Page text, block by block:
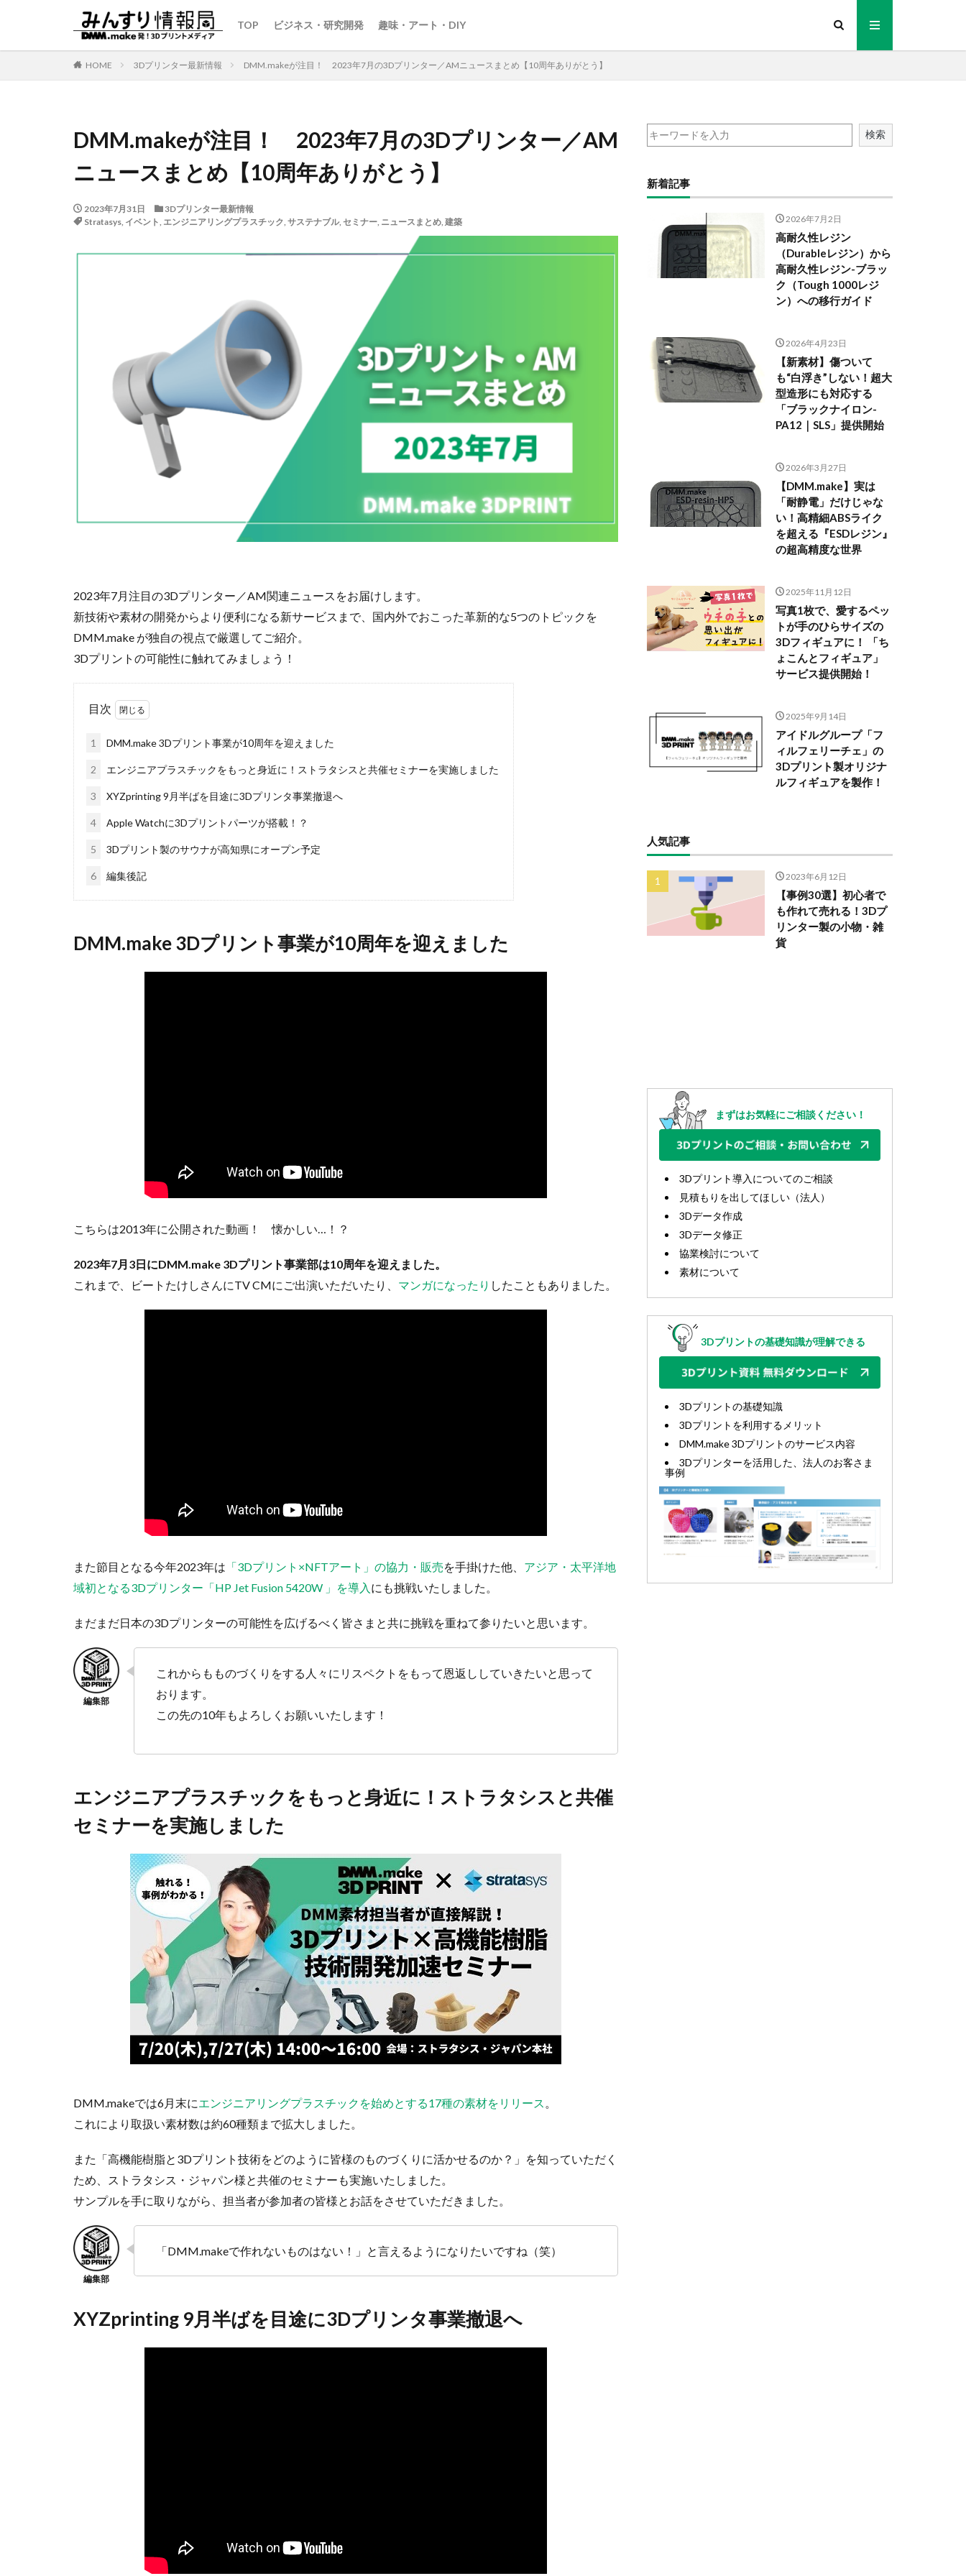
TOP ビジネス・研究開発 趣味・アート・DIY
HOME 3Dプリンター最新情報 DMM.makeが注目！ 2023年7月の3Dプリンター／AMニュースまとめ【10周年ありがとう】
DMM.makeが注目！ 2023年7月の3Dプリンター／AM
ニュースまとめ【10周年ありがとう】
2023年7月31日
3Dプリンター最新情報
Stratasys, イベント, エンジニアリングプラスチック, サステナブル, セミナー, ニュースまとめ, 建築
2023年7月注目の3Dプリンター／AM関連ニュースをお届けします。
新技術や素材の開発からより便利になる新サービスまで、国内外でおこった革新的な5つのトピックを
DMM.make が独自の視点で厳選してご紹介。
3Dプリントの可能性に触れてみましょう！
目次
1 DMM.make 3Dプリント事業が10周年を迎えました
2 エンジニアプラスチックをもっと身近に！ストラタシスと共催セミナーを実施しました
3 XYZprinting 9月半ばを目途に3Dプリンタ事業撤退へ
4 Apple Watchに3Dプリントパーツが搭載！？
5 3Dプリント製のサウナが高知県にオープン予定
6 編集後記
DMM.make 3Dプリント事業が10周年を迎えました
こちらは2013年に公開された動画！ 懐かしい…！？
2023年7月3日にDMM.make 3Dプリント事業部は10周年を迎えました。
これまで、ビートたけしさんにTV CMにご出演いただいたり、 マンガになったり したこともありました。
また節目となる今年2023年は 「3Dプリント×NFTアート」の協力・販売を手掛けた他、 アジア・太平洋地
域初となる3Dプリンター「HP Jet Fusion 5420W 」を導入 にも挑戦いたしました。
まだまだ日本の3Dプリンターの可能性を広げるべく皆さまと共に挑戦を重ねて参りたいと思います。
これからもものづくりをする人々にリスペクトをもって恩返ししていきたいと思って
おります。
この先の10年もよろしくお願いいたします！
エンジニアプラスチックをもっと身近に！ストラタシスと共催
セミナーを実施しました
DMM.makeでは6月末にエンジニアリングプラスチックを始めとする17種の素材をリリース 。
これにより取扱い素材数は約60種類まで拡大しました。
また「高機能樹脂と3Dプリント技術をどのように皆様のものづくりに活かせるのか？」を知っていただく
ため、ストラタシス・ジャパン様と共催のセミナーも実施いたしました。
サンプルを手に取りながら、担当者が参加者の皆様とお話をさせていただきました。
「DMM.makeで作れないものはない！」と言えるようになりたいですね（笑）
XYZprinting 9月半ばを目途に3Dプリンタ事業撤退へ
検索
新着記事
2026年7月2日
高耐久性レジン
（Durableレジン）から
高耐久性レジン-ブラッ
ク（Tough 1000レジ
ン）への移行ガイド
2026年4月23日
【新素材】傷ついて
も“白浮き”しない！超大
型造形にも対応する
「ブラックナイロン-
PA12｜SLS」提供開始
2026年3月27日
【DMM.make】実は
「耐静電」だけじゃな
い！高精細ABSライク
を超える『ESDレジン』
の超高精度な世界
2025年11月12日
写真1枚で、愛するペッ
トが手のひらサイズの
3Dフィギュアに！ 「ち
ょこんとフィギュア」
サービス提供開始！
2025年9月14日
アイドルグループ「フ
ィルフェリーチェ」の
3Dプリント製オリジナ
ルフィギュアを製作！
人気記事
2023年6月12日
【事例30選】初心者で
も作れて売れる！3Dプ
リンター製の小物・雑
貨
まずはお気軽にご相談ください！
3Dプリント導入についてのご相談
見積もりを出してほしい（法人）
3Dデータ作成
3Dデータ修正
協業検討について
素材について
3Dプリントの基礎知識が理解できる
3Dプリントの基礎知識
3Dプリントを利用するメリット
DMM.make 3Dプリントのサービス内容
3Dプリンターを活用した、法人のお客さま
事例